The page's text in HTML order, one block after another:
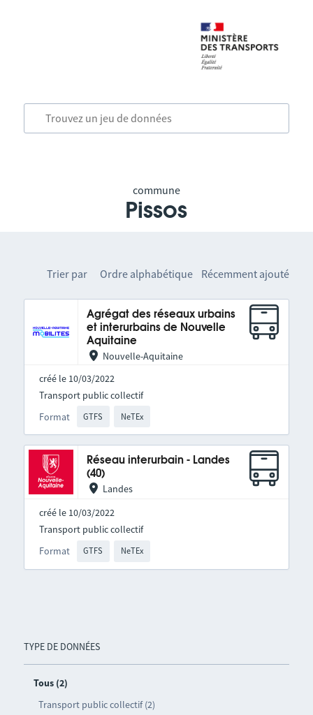
commune
Pissos
TYPE DE DONNÉES
Tous (2)
Transport public collectif (2)
Trier par Ordre alphabétique Récemment ajouté
Agrégat des réseaux urbains
et interurbains de Nouvelle
Aquitaine
Nouvelle-Aquitaine
créé le 10/03/2022
Format GTFS NeTEx
Transport public collectif
Réseau interurbain - Landes
(40)
Landes
créé le 10/03/2022
Format GTFS NeTEx
Transport public collectif